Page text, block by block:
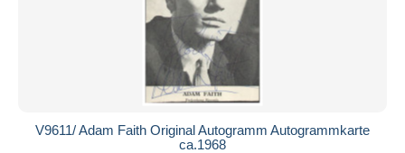
V9611/ Adam Faith Original Autogramm Autogrammkarte
ca.1968